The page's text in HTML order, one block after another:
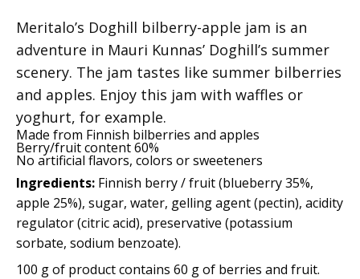
Meritalo’s Doghill bilberry-apple jam is an
adventure in Mauri Kunnas’ Doghill’s summer
scenery. The jam tastes like summer bilberries
and apples. Enjoy this jam with waffles or
yoghurt, for example.
Made from Finnish bilberries and apples
Berry/fruit content 60%
No artificial flavors, colors or sweeteners
Ingredients: Finnish berry / fruit (blueberry 35%,
apple 25%), sugar, water, gelling agent (pectin), acidity
regulator (citric acid), preservative (potassium
sorbate, sodium benzoate).
100 g of product contains 60 g of berries and fruit.